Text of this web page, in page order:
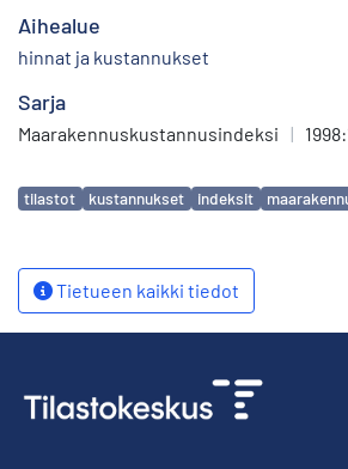
Aihealue
hinnat ja kustannukset
Sarja
Maarakennuskustannusindeksi |
Avainsanat
tilastot kustannukset indeksit
Tietueen kaikki tiedot